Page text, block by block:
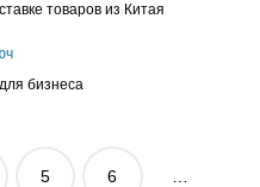
товаров из Китая
бизнеса
5 6